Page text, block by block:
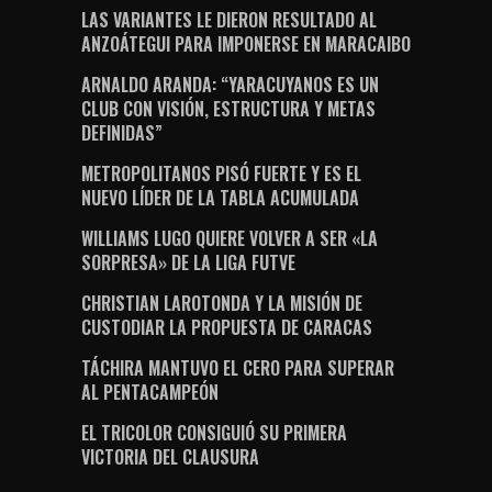
LAS VARIANTES LE DIERON RESULTADO AL
ANZOÁTEGUI PARA IMPONERSE EN MARACAIBO
ARNALDO ARANDA: “YARACUYANOS ES UN
CLUB CON VISIÓN, ESTRUCTURA Y METAS
DEFINIDAS”
METROPOLITANOS PISÓ FUERTE Y ES EL
NUEVO LÍDER DE LA TABLA ACUMULADA
WILLIAMS LUGO QUIERE VOLVER A SER «LA
SORPRESA» DE LA LIGA FUTVE
CHRISTIAN LAROTONDA Y LA MISIÓN DE
CUSTODIAR LA PROPUESTA DE CARACAS
TÁCHIRA MANTUVO EL CERO PARA SUPERAR
AL PENTACAMPEÓN
EL TRICOLOR CONSIGUIÓ SU PRIMERA
VICTORIA DEL CLAUSURA